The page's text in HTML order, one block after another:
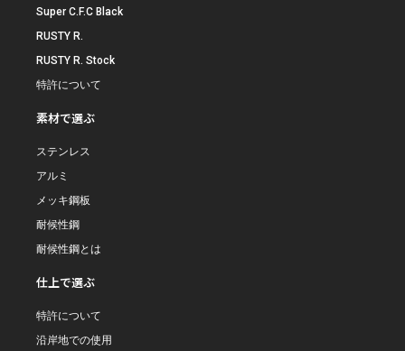
Super C.F.C Black
RUSTY R.
RUSTY R. Stock
特許について
素材で選ぶ
ステンレス
アルミ
メッキ鋼板
耐候性鋼
耐候性鋼とは
仕上で選ぶ
特許について
沿岸地での使用